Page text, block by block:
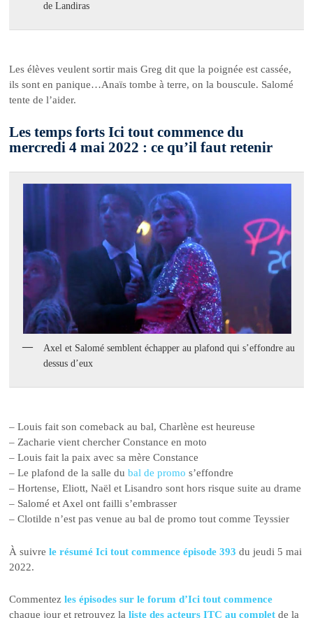
de Landiras
Les élèves veulent sortir mais Greg dit que la poignée est cassée,
ils sont en panique…Anaïs tombe à terre, on la bouscule. Salomé
tente de l’aider.
Les temps forts Ici tout commence du
mercredi 4 mai 2022 : ce qu’il faut retenir
Axel et Salomé semblent échapper au plafond qui s’effondre au
dessus d’eux
– Louis fait son comeback au bal, Charlène est heureuse
– Zacharie vient chercher Constance en moto
– Louis fait la paix avec sa mère Constance
– Le plafond de la salle dubal de promo s’effondre
– Hortense, Eliott, Naël et Lisandro sont hors risque suite au drame
– Salomé et Axel ont failli s’embrasser
– Clotilde n’est pas venue au bal de promo tout comme Teyssier
À suivrele résumé Ici tout commence épisode 393 du jeudi 5 mai
2022.
Commentezles épisodes sur le forum d’Ici tout commence
chaque jour et retrouvez laliste des acteurs ITC au complet de la